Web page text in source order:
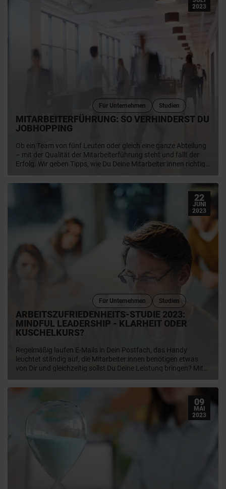
Studien
Für Unternehmen
MITARBEITERFÜHRUNG: SO VERHINDERST DU
JOBHOPPING
Ob ein Team von fünf Leuten oder gleich eine ganze Abteilung
– mit der Qualität der Mitarbeiterführung steht und fällt der
Erfolg. Wir geben Tipps, wie Du Deine Mitarbeiter:innen richtig
Mitarbeiterführung bindest Du Deine Angestellten an Dich. In
Zeiten von „Jobhopping“ besonders wichtig, wie die
Arbeitszufriedenheits-Studie 2023 zeigt.
2023
Studien
Für Unternehmen
ARBEITSZUFRIEDENHEITS-STUDIE 2023:
MINDFUL LEADERSHIP - KLARHEIT ODER
KUSCHELKURS?
Regelmäßig laufen E-Mails in Dein Postfach, das Handy
leuchtet ständig auf, die Mitarbeiter:innen benötigen etwas
von Dir und gleichzeitig sollst Du Deine Leistung bringen? Mit
achtsame Führungskraft aus, welche Vor- und Nachteile hat
das Konzept der Mindful Leadership und wie wirst Du selbst zu
einer achtsamen Führungspersönlichkeit? Wir beantworten
Arbeitszufriedenheits-Studie 2023 von AVANTGARDE Experts
22
JUNI
2023
09
MAI
2023